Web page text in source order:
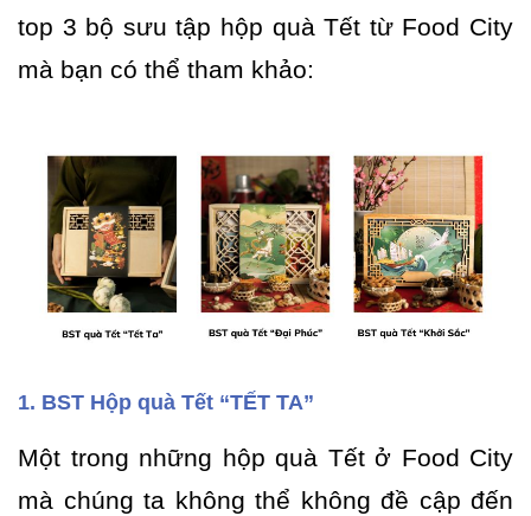
top 3 bộ sưu tập hộp quà Tết từ Food City
mà bạn có thể tham khảo:
1. BST Hộp quà Tết “TẾT TA”
Một trong những hộp quà Tết ở Food City
mà chúng ta không thể không đề cập đến